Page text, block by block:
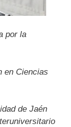
por la
en Ciencias
de Jaén